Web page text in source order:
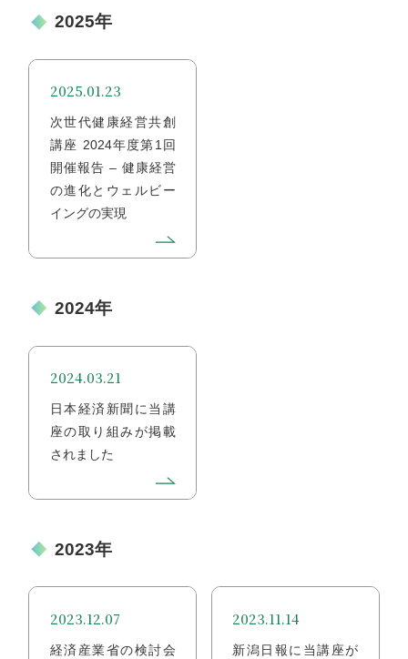
2025年
2025.01.23
次世代健康経営共創
講座 2024年度第1回
開催報告 – 健康経営
の進化とウェルビー
イングの実現
2024年
2024.03.21
日本経済新聞に当講
座の取り組みが掲載
されました
2023年
2023.12.07
経済産業省の検討会
2023.11.14
新潟日報に当講座が